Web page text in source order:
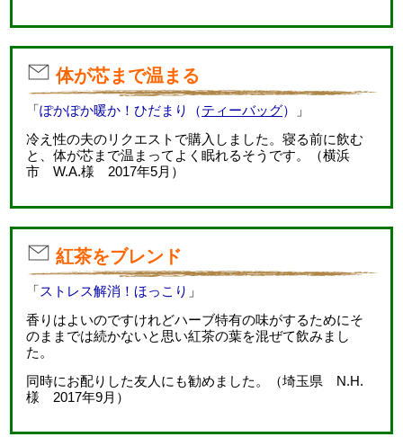
体が芯まで温まる
「ぽかぽか暖か！ひだまり（ティーバッグ）
」
冷え性の夫のリクエストで購入しました。寝る前に飲む
と、体が芯まで温まってよく眠れるそうです。（横浜
市 W.A.様 2017年5月）
紅茶をブレンド
「ストレス解消！ほっこり 」
香りはよいのですけれどハーブ特有の味がするためにそ
のままでは続かないと思い紅茶の葉を混ぜて飲みまし
た。
同時にお配りした友人にも勧めました。（埼玉県 N.H.
様 2017年9月）